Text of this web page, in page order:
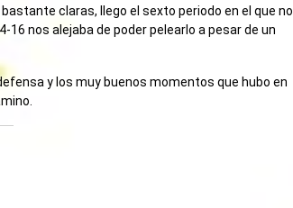
claras, llego el sexto periodo en el que no
nos alejaba de poder pelearlo a pesar de un
y los muy buenos momentos que hubo en